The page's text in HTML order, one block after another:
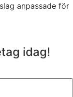
anpassade för
idag!